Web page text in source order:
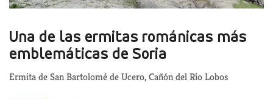
Una de las ermitas románicas más
emblemáticas de Soria
Ermita de San Bartolomé de Ucero, Cañón del Río Lobos